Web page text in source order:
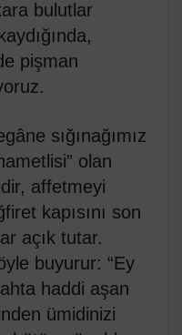
bulutlar
pişman
sığınağımız
olan
affetmeyi
kapısını son
açık tutar.
buyurur: “Ey
haddi aşan
ümidinizi